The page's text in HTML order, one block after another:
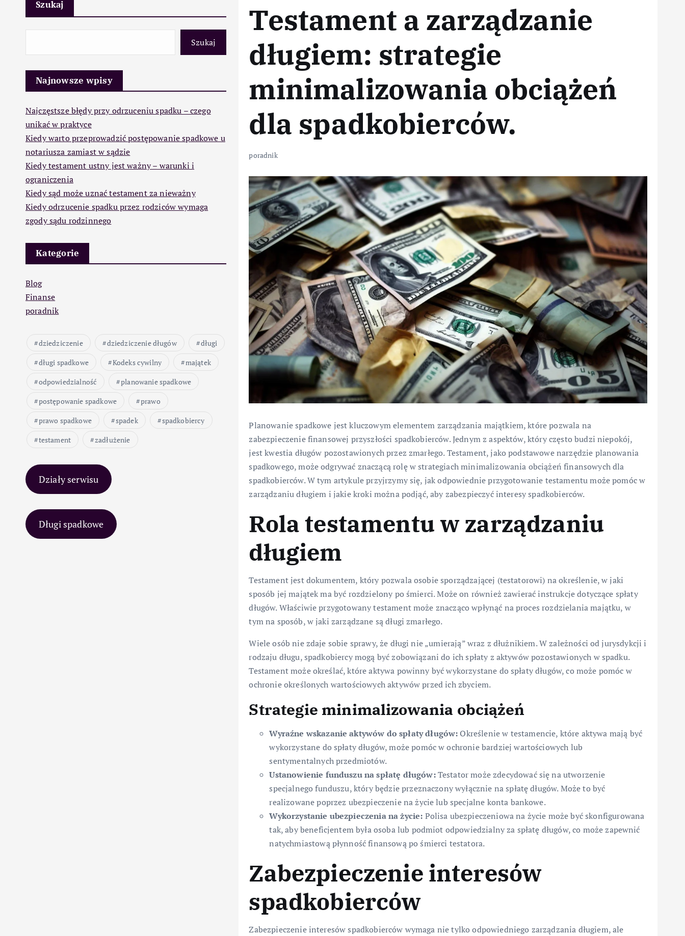
Szukaj
Szukaj
Najnowsze wpisy
Najczęstsze błędy przy odrzuceniu spadku – czego
unikać w praktyce
Kiedy warto przeprowadzić postępowanie spadkowe u
notariusza zamiast w sądzie
Kiedy testament ustny jest ważny – warunki i
ograniczenia
Kiedy sąd może uznać testament za nieważny
Kiedy odrzucenie spadku przez rodziców wymaga
zgody sądu rodzinnego
Kategorie
Blog
Finanse
poradnik
dziedziczenie dziedziczenie długów
długi
długi spadkowe
Kodeks cywilny
majątek
odpowiedzialność
planowanie spadkowe
postępowanie spadkowe
prawo
prawo spadkowe
spadek
spadkobiercy
testament
zadłużenie
Działy serwisu
Długi spadkowe
Testament a zarządzanie
długiem: strategie
minimalizowania obciążeń
dla spadkobierców.
poradnik
Planowanie spadkowe jest kluczowym elementem zarządzania majątkiem, które pozwala na
zabezpieczenie finansowej przyszłości spadkobierców. Jednym z aspektów, który często budzi niepokój,
jest kwestia długów pozostawionych przez zmarłego. Testament, jako podstawowe narzędzie planowania
spadkowego, może odgrywać znaczącą rolę w strategiach minimalizowania obciążeń finansowych dla
spadkobierców. W tym artykule przyjrzymy się, jak odpowiednie przygotowanie testamentu może pomóc w
zarządzaniu długiem i jakie kroki można podjąć, aby zabezpieczyć interesy spadkobierców.
Rola testamentu w zarządzaniu
długiem
Testament jest dokumentem, który pozwala osobie sporządzającej (testatorowi) na określenie, w jaki
sposób jej majątek ma być rozdzielony po śmierci. Może on również zawierać instrukcje dotyczące spłaty
długów. Właściwie przygotowany testament może znacząco wpłynąć na proces rozdzielania majątku, w
tym na sposób, w jaki zarządzane są długi zmarłego.
Wiele osób nie zdaje sobie sprawy, że długi nie „umierają” wraz z dłużnikiem. W zależności od jurysdykcji i
rodzaju długu, spadkobiercy mogą być zobowiązani do ich spłaty z aktywów pozostawionych w spadku.
Testament może określać, które aktywa powinny być wykorzystane do spłaty długów, co może pomóc w
ochronie określonych wartościowych aktywów przed ich zbyciem.
Strategie minimalizowania obciążeń
Wyraźne wskazanie aktywów do spłaty długów: Określenie w testamencie, które aktywa mają być
wykorzystane do spłaty długów, może pomóc w ochronie bardziej wartościowych lub
sentymentalnych przedmiotów.
Ustanowienie funduszu na spłatę długów:Testator może zdecydować się na utworzenie
specjalnego funduszu, który będzie przeznaczony wyłącznie na spłatę długów. Może to być
realizowane poprzez ubezpieczenie na życie lub specjalne konta bankowe.
Wykorzystanie ubezpieczenia na życie: Polisa ubezpieczeniowa na życie może być skonfigurowana
tak, aby beneficjentem była osoba lub podmiot odpowiedzialny za spłatę długów, co może zapewnić
natychmiastową płynność finansową po śmierci testatora.
Zabezpieczenie interesów
spadkobierców
Zabezpieczenie interesów spadkobierców wymaga nie tylko odpowiedniego zarządzania długiem, ale